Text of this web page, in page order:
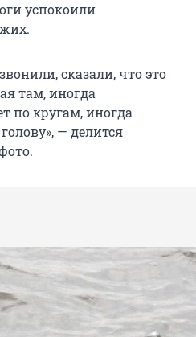
успокоили
сказали, что это
там, иногда
по кругам, иногда
— делится